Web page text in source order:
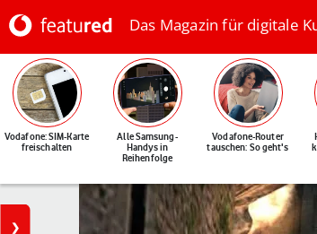
Das Magazin für digitale
Vodafone: SIM-Karte
freischalten
Alle Samsung-
Handys in
Reihenfolge
Vodafone-Router
tauschen: So geht's